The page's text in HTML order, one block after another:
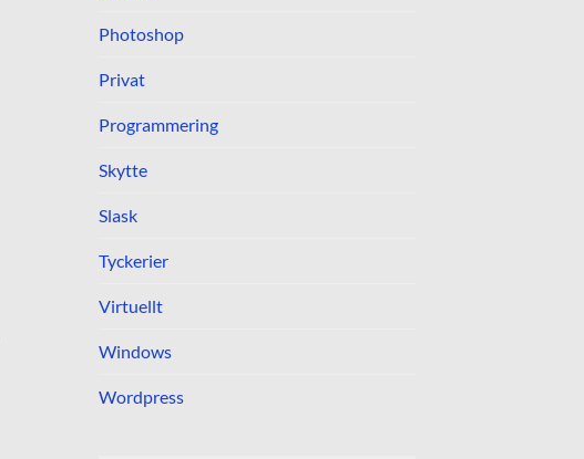
Photoshop
Privat
Programmering
Skytte
Slask
Tyckerier
Virtuellt
Windows
Wordpress